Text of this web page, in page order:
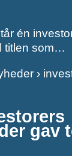
én
titlen som…
›
gav